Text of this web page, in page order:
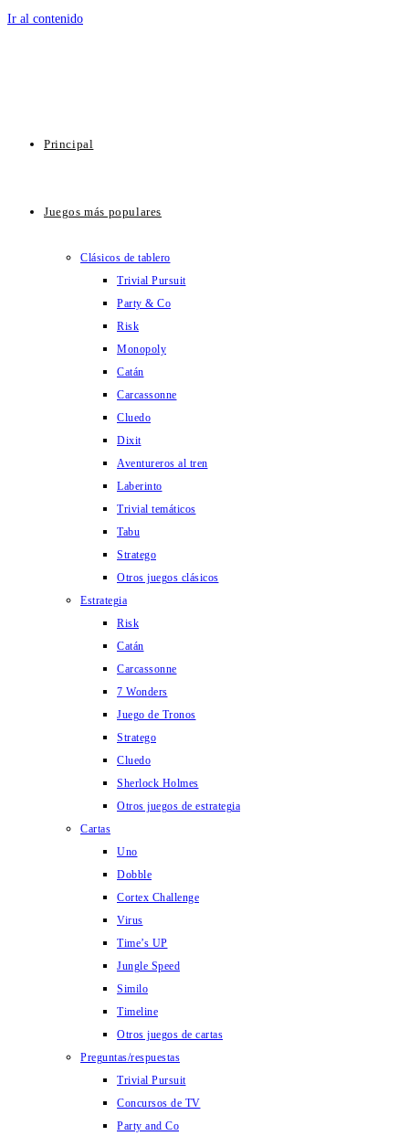
Ir al contenido
Principal
Juegos más populares
Clásicos de tablero
Trivial Pursuit
Party & Co
Risk
Monopoly
Catán
Carcassonne
Cluedo
Dixit
Aventureros al tren
Laberinto
Trivial temáticos
Tabu
Stratego
Otros juegos clásicos
Estrategia
Risk
Catán
Carcassonne
7 Wonders
Juego de Tronos
Stratego
Cluedo
Sherlock Holmes
Otros juegos de estrategia
Cartas
Uno
Dobble
Cortex Challenge
Virus
Time’s UP
Jungle Speed
Similo
Timeline
Otros juegos de cartas
Preguntas/respuestas
Trivial Pursuit
Concursos de TV
Party and Co